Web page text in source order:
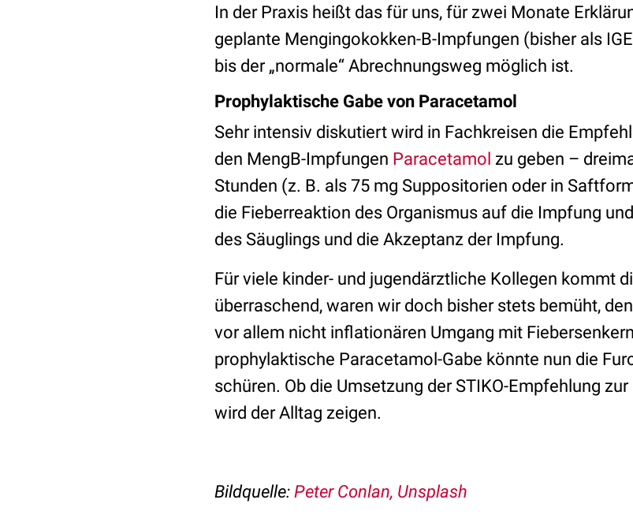
In der Praxis heißt das für uns, für zwei Monate
geplante Mengingokokken-B-Impfungen (bisher als
bis der „normale“ Abrechnungsweg möglich ist.
Prophylaktische Gabe von Paracetamol
Sehr intensiv diskutiert wird in Fachkreisen die
den MengB-Impfungen Paracetamol zu geben –
Stunden (z. B. als 75 mg Suppositorien oder in
die Fieberreaktion des Organismus auf die Impfung
des Säuglings und die Akzeptanz der Impfung.
Für viele kinder- und jugendärztliche Kollegen kommt
überraschend, waren wir doch bisher stets bemüht,
vor allem nicht inflationären Umgang mit
prophylaktische Paracetamol-Gabe könnte nun die
schüren. Ob die Umsetzung der STIKO-Empfehlung
wird der Alltag zeigen.
Bildquelle: Peter Conlan, Unsplash